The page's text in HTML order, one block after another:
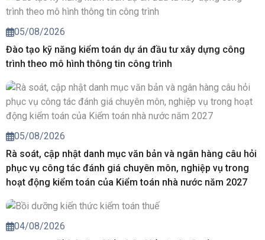
05/08/2026
Đào tạo kỹ năng kiểm toán dự án đầu tư xây dựng công
trình theo mô hình thông tin công trình
05/08/2026
Rà soát, cập nhật danh mục văn bản và ngân hàng câu hỏi
phục vụ công tác đánh giá chuyên môn, nghiệp vụ trong
hoạt động kiểm toán của Kiểm toán nhà nước năm 2027
04/08/2026